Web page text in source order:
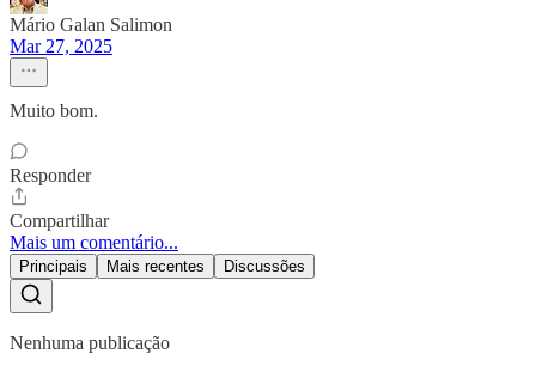
Mário Galan Salimon
Mar 27, 2025
Muito bom.
Responder
Compartilhar
Mais um comentário...
Principais Mais recentes Discussões
Nenhuma publicação